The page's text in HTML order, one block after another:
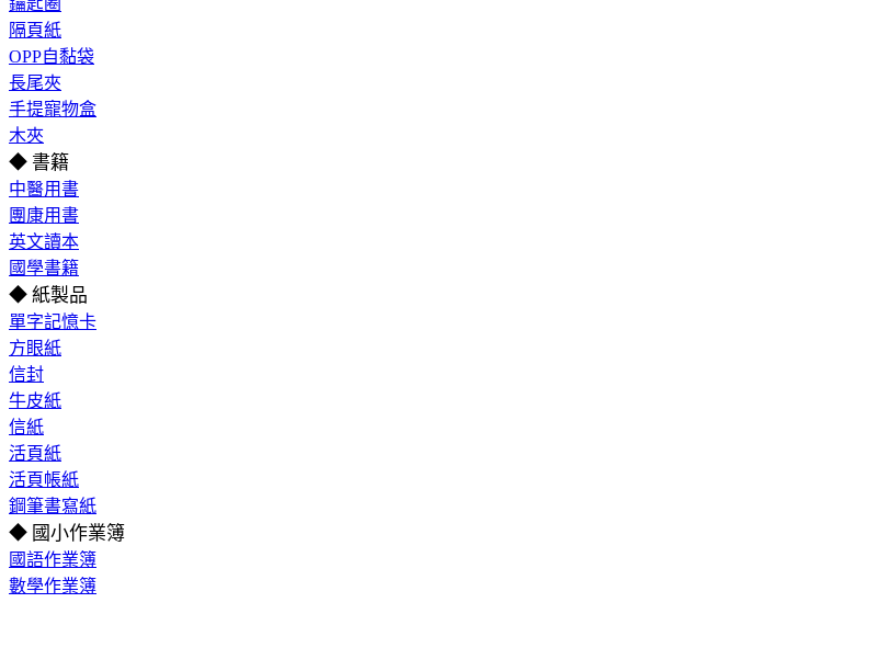
鑰匙圈
隔頁紙
OPP自黏袋
長尾夾
手提寵物盒
木夾
◆ 書籍
中醫用書
團康用書
英文讀本
國學書籍
◆ 紙製品
單字記憶卡
方眼紙
信封
牛皮紙
信紙
活頁紙
活頁帳紙
鋼筆書寫紙
◆ 國小作業簿
國語作業簿
數學作業簿